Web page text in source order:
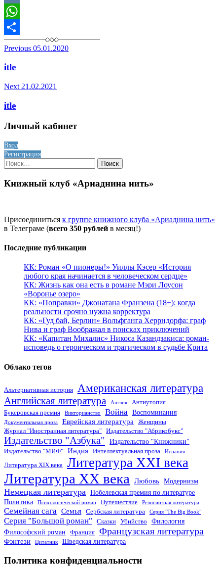
VK
WhatsApp
Отправить
Post
navigation
Previous 05.01.2020
itle
Next 21.02.2021
itle
Личный кабинет
Вход
Регистрация
Найти:
Книжный клуб «Ариаднина нить»
Присоединиться к группе книжного клуба «Ариаднина нить»
в Телеграме (всего 350 рублей в месяц!)
Последние публикации
КК: Роман «О пионеры!» Уиллы Кэсер «История
любого края начинается в человеческом сердце»
КК: Жизнь как она есть в романе Мэри Лоусон
«Воронье озеро»
КК: «Поправки» Джонатана Франзена (18+): когда
реальности срочно нужна корректура
КК: «Гуд бай, Берлин» Вольфганга Херрндорфа: граф
Нива и граф Воображал в поисках приключений
КК: «Капитан Михалис» Никоса Казандзакиса: роман-
исповедь о героическом и трагическом в судьбе Крита
Облако тегов
Альтернативная история Американская литература
Английская литература Англия
Антиутопия
Букеровская премия
Викторианство Война Воспоминания
Документальная проза Еврейская литература
Женщины
Журнал "Иностранная литература"
Издательство "Абрикобукс"
Издательство "Азбука" Издательство "Книжники"
Издательство "МИФ" Индия Интеллектуальная проза Испания
Литература XIX века Литература XXI века
Литература XX века Любовь Модернизм
Немецкая литература
Нобелевская премия по литературе
Политика
Психологический роман Путешествие Религиозная литература
Семейная сага Семья Сербская литература Серия "The Big Book"
Серия "Большой роман" Сказки Убийство
Филология
Философский роман
Франция Французская литература
Фэнтези Цитатник Шведская литература
Политика конфиденциальности